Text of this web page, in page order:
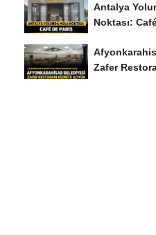
Antalya
Noktası:
Zafer